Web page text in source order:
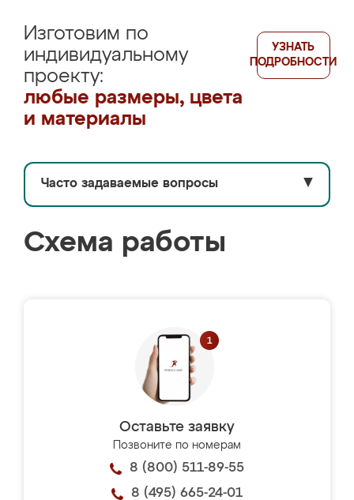
Изготовим по
индивидуальному
проекту:
любые размеры, цвета
и материалы
УЗНАТЬ
ПОДРОБНОСТИ
Часто задаваемые вопросы ▼
Схема работы
Оставьте заявку
Позвоните по номерам
8 (800) 511-89-55
8 (495) 665-24-01